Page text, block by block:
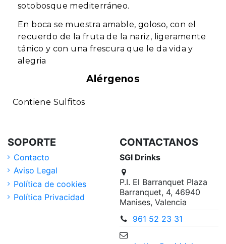
sotobosque mediterráneo.
En boca se muestra amable, goloso, con el
recuerdo de la fruta de la nariz, ligeramente
tánico y con una frescura que le da vida y
alegria
Alérgenos
Contiene Sulfitos
SOPORTE
Contacto
Aviso Legal
Política de cookies
Política Privacidad
CONTACTANOS
SGI Drinks
P.I. El Barranquet Plaza
Barranquet, 4, 46940
Manises, Valencia
961 52 23 31